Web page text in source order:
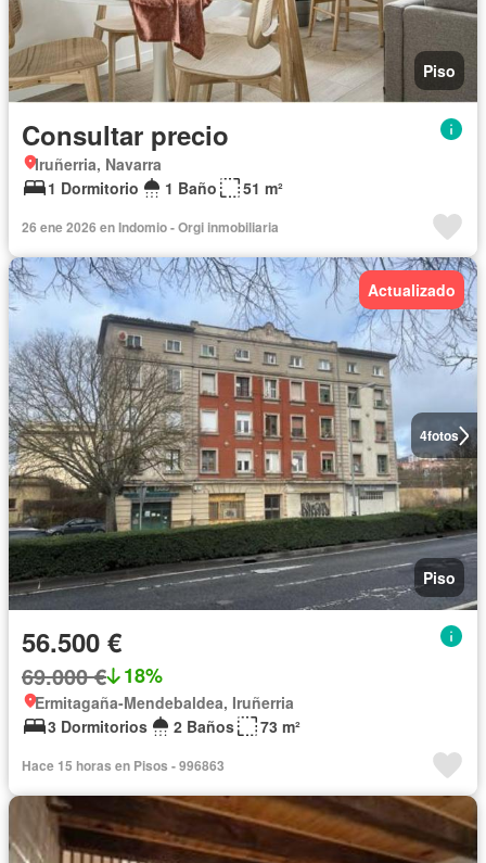
Piso
Consultar precio
Iruñerria, Navarra
1 Dormitorio
1 Baño 51 m²
26 ene 2026 en Indomio - Orgi inmobiliaria
4fotos
Actualizado
Piso
56.500 €
69.000 € 18%
Ermitagaña-Mendebaldea, Iruñerria
3 Dormitorios
2 Baños 73 m²
Hace 15 horas en Pisos - 996863